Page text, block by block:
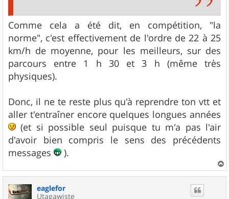
Comme cela a été dit, en compétition, "la
norme", c'est effectivement de l'ordre de 22 à 25
km/h de moyenne, pour les meilleurs, sur des
parcours entre 1 h 30 et 3 h (même très
physiques).
Donc, il ne te reste plus qu'à reprendre ton vtt et
aller t'entraîner encore quelques longues années
(et si possible seul puisque tu m'a pas l'air
d'avoir bien compris le sens des précédents
messages
).
a
eaglefor
Utagawiste